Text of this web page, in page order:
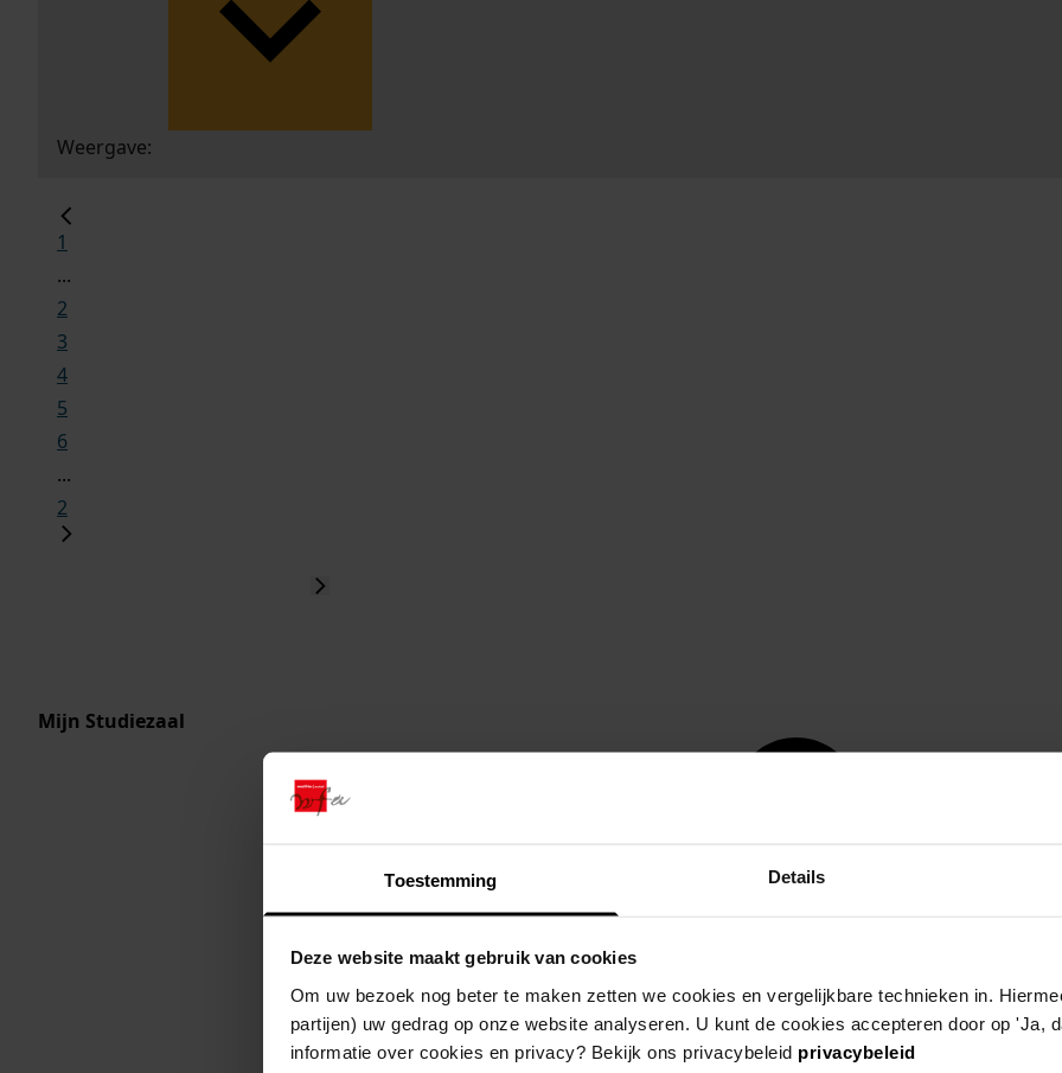
Toestemming Details
Deze website maakt gebruik van cookies
Om uw bezoek nog beter te maken zetten we cookies en vergelijkbare technieken in.
partijen) uw gedrag op onze website analyseren. U kunt de cookies accepteren door op 'Ja,
informatie over cookies en privacy? Bekijk ons privacybeleid privacybeleid
Weergave:
1
...
2
3
4
5
6
...
2
Mijn Studiezaal